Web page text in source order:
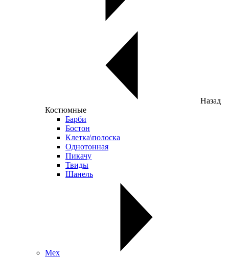
Назад
Костюмные
Барби
Бостон
Клетка\полоска
Однотонная
Пикачу
Твиды
Шанель
Мех